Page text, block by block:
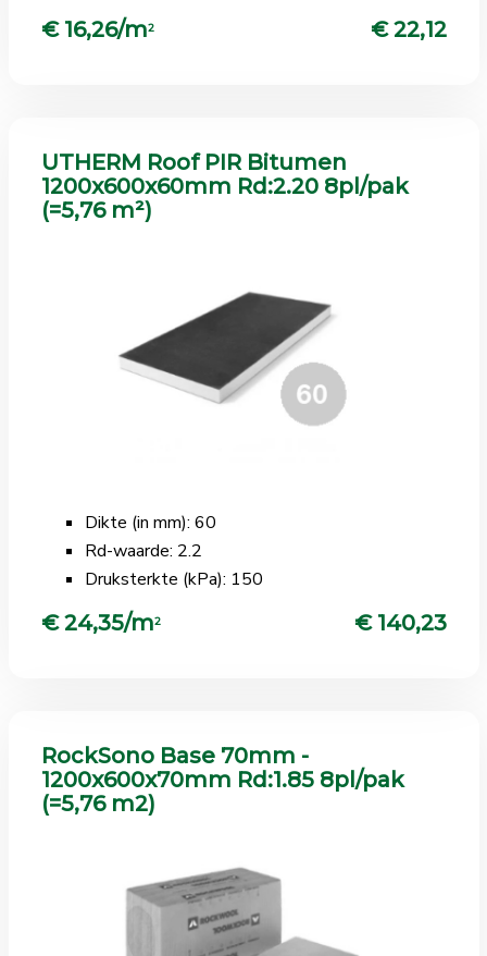
€ 16,26/m2 € 22,12
UTHERM Roof PIR Bitumen
1200x600x60mm Rd:2.20 8pl/pak
(=5,76 m²)
Dikte (in mm): 60
Rd-waarde: 2.2
Druksterkte (kPa): 150
€ 24,35/m2 € 140,23
RockSono Base 70mm -
1200x600x70mm Rd:1.85 8pl/pak
(=5,76 m2)